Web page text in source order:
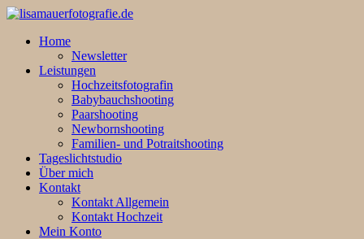
Home
Newsletter
Leistungen
Hochzeitsfotografin
Babybauchshooting
Paarshooting
Newbornshooting
Familien- und Potraitshooting
Tageslichtstudio
Über mich
Kontakt
Kontakt Allgemein
Kontakt Hochzeit
Mein Konto